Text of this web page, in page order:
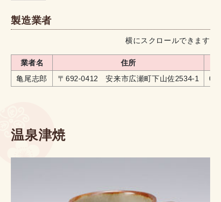
製造業者
横にスクロールできます
業者名 住所
亀尾志郎
〒692-0412 安来市広瀬町下山佐2534-1
温泉津焼